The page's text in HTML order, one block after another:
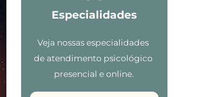
Especialidades
Veja nossas especialidades
de atendimento psicológico
presencial e online.